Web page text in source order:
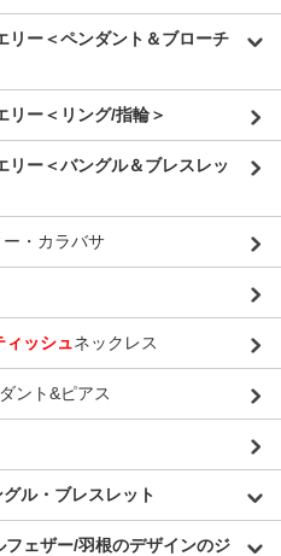
リー＜ペンダント＆ブローチ
リー＜リング/指輪＞
リー＜バングル＆ブレスレッ
ー・カラバサ
ッシュネックレス
ント&ピアス
ル・ブレスレット
ェザー/羽根のデザインのジ